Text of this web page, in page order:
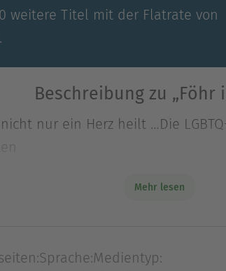
weitere Titel mit der Flatrate von
Beschreibung zu „Föhr
nur ein Herz heilt …Die
große Liebe zu finden,
Mehr lesen
Sprache:Medientyp: